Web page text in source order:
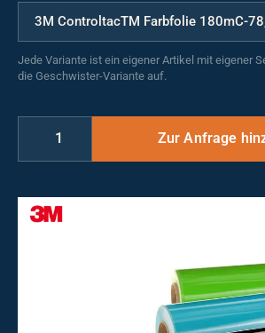
Jede Variante ist ein eigener Artikel mit eigener
die Geschwister-Variante auf.